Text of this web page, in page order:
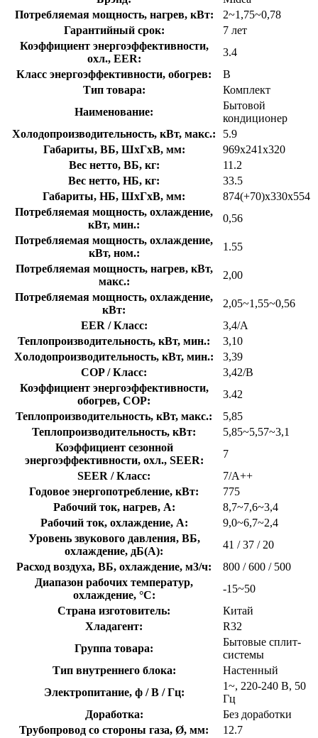
Потребляемая мощность, нагрев, кВт:
2~1,75~0,78
Гарантийный срок:
7 лет
Коэффициент энергоэффективности,
охл., EER:
3.4
Класс энергоэффективности, обогрев:
B
Тип товара:
Комплект
Наименование:
Бытовой
кондиционер
Холодопроизводительность, кВт, макс.:
5.9
Габариты, ВБ, ШхГхВ, мм:
969x241x320
Вес нетто, ВБ, кг:
11.2
Вес нетто, НБ, кг:
33.5
Габариты, НБ, ШхГхВ, мм:
874(+70)x330x554
Потребляемая мощность, охлаждение,
кВт, мин.:
0,56
Потребляемая мощность, охлаждение,
кВт, ном.:
1.55
Потребляемая мощность, нагрев, кВт,
макс.:
2,00
Потребляемая мощность, охлаждение,
кВт:
2,05~1,55~0,56
EER / Класс:
3,4/A
Теплопроизводительность, кВт, мин.:
3,10
Холодопроизводительность, кВт, мин.:
3,39
COP / Класс:
3,42/B
Коэффициент энергоэффективности,
обогрев, COP:
3.42
Теплопроизводительность, кВт, макс.:
5,85
Теплопроизводительность, кВт:
5,85~5,57~3,1
Коэффициент сезонной
энергоэффективности, охл., SEER:
7
SEER / Класс:
7/A++
Годовое энергопотребление, кВт:
775
Рабочий ток, нагрев, А:
8,7~7,6~3,4
Рабочий ток, охлаждение, А:
9,0~6,7~2,4
Уровень звукового давления, ВБ,
охлаждение, дБ(А):
41 / 37 / 20
Расход воздуха, ВБ, охлаждение, м3/ч:
800 / 600 / 500
Диапазон рабочих температур,
охлаждение, °C:
-15~50
Страна изготовитель:
Китай
Хладагент:
R32
Группа товара:
Бытовые сплит-
системы
Тип внутреннего блока:
Настенный
Электропитание, ф / В / Гц:
1~, 220-240 В, 50
Гц
Доработка:
Без доработки
Трубопровод со стороны газа, Ø, мм:
12.7